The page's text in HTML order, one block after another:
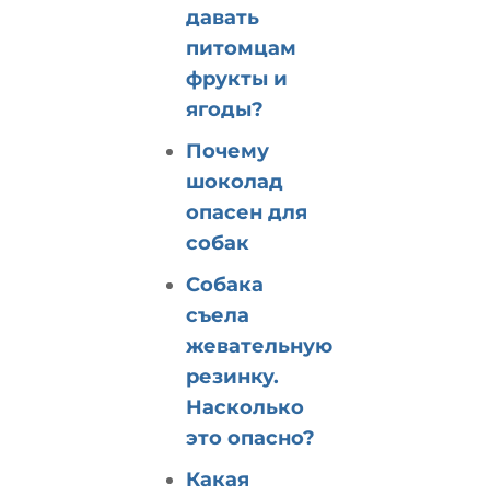
давать
питомцам
фрукты и
ягоды?
Почему
шоколад
опасен для
собак
Собака
съела
жевательную
резинку.
Насколько
это опасно?
Какая